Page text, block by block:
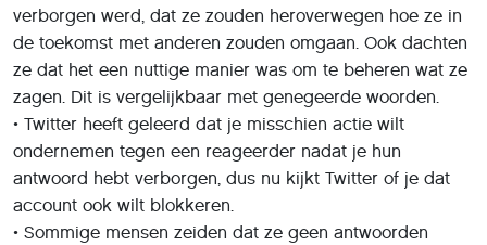
verborgen werd, dat ze zouden heroverwegen hoe ze in
de toekomst met anderen zouden omgaan. Ook dachten
ze dat het een nuttige manier was om te beheren wat ze
zagen. Dit is vergelijkbaar met genegeerde woorden.
• Twitter heeft geleerd dat je misschien actie wilt
ondernemen tegen een reageerder nadat je hun
antwoord hebt verborgen, dus nu kijkt Twitter of je dat
account ook wilt blokkeren.
• Sommige mensen zeiden dat ze geen antwoorden